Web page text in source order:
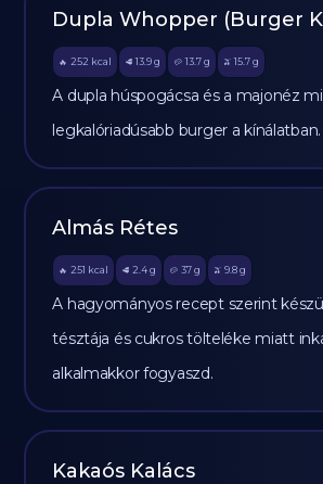
Dupla Whopper (Burger
🔥 252 kcal 🥩 13.9 g 🥔 13.7g 🫒 15.7 g
A dupla húspogácsa és a majonéz
legkalóriadúsabb burger a kínálatban.
Almás Rétes
🔥 251 kcal 🥩 2.4 g 🥔 37g 🫒 9.8 g
A hagyományos recept szerint
tésztája és cukros tölteléke miatt
alkalmakkor fogyaszd.
Kakaós Kalács